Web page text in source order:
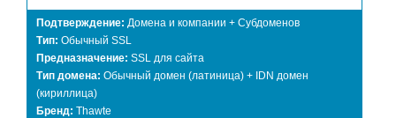
Подтверждение: Домена и компании + Субдоменов
Тип: Обычный SSL
Предназначение: SSL для сайта
Тип домена: Обычный домен (латиница) + IDN домен
(кириллица)
Бренд: Thawte